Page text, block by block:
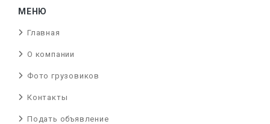
МЕНЮ
Главная
О компании
Фото грузовиков
Контакты
Подать объявление